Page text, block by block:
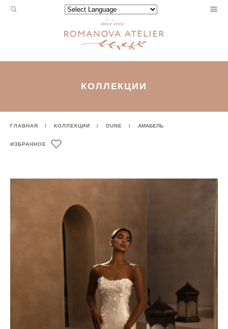
Запрос
Powered by
КОЛЛЕКЦИИ
ГЛАВНАЯ КОЛЛЕКЦИИ DUNE АМАБЕЛЬ
ИЗБРАННОЕ